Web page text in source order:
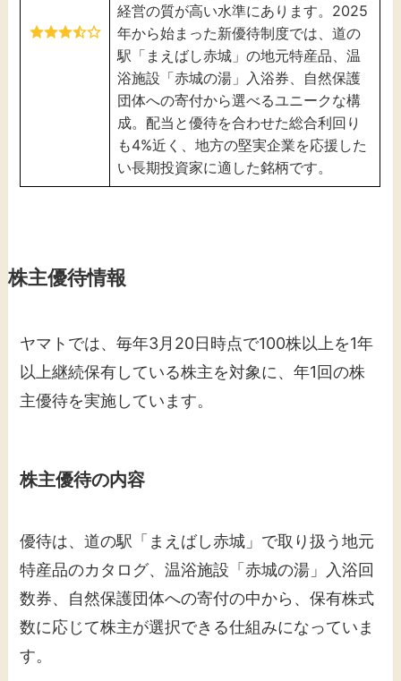
経営の質が高い水準にあります。2025
年から始まった新優待制度では、道の
駅「まえばし赤城」の地元特産品、温
浴施設「赤城の湯」入浴券、自然保護
団体への寄付から選べるユニークな構
成。配当と優待を合わせた総合利回り
も4%近く、地方の堅実企業を応援した
い長期投資家に適した銘柄です。
株主優待情報
ヤマトでは、毎年3月20日時点で100株以上を1年
以上継続保有している株主を対象に、年1回の株
主優待を実施しています。
株主優待の内容
優待は、道の駅「まえばし赤城」で取り扱う地元
特産品のカタログ、温浴施設「赤城の湯」入浴回
数券、自然保護団体への寄付の中から、保有株式
数に応じて株主が選択できる仕組みになっていま
す。